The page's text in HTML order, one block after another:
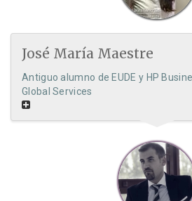
José María Maestre
Antiguo alumno de EUDE y HP
Global Services